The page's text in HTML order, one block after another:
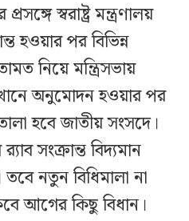
স্বরাষ্ট্র মন্ত্রণালয়
হওয়ার পর বিভিন্ন
নিয়ে মন্ত্রিসভায়
অনুমোদন হওয়ার পর
হবে জাতীয় সংসদে।
সংক্রান্ত বিদ্যমান
নতুন বিধিমালা না
আগের কিছু বিধান।